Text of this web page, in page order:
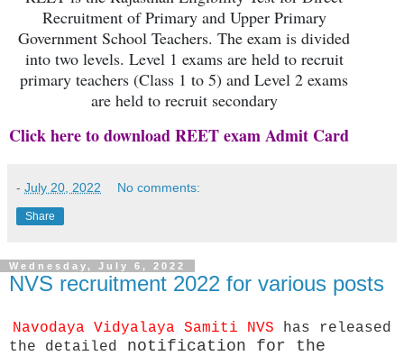
Recruitment of Primary and Upper Primary
Government School Teachers. The exam is divided
into two levels. Level 1 exams are held to recruit
primary teachers (Class 1 to 5) and Level 2 exams
are held to recruit secondary
Click here to download REET exam Admit Card
- July 20, 2022 No comments:
Share
Wednesday, July 6, 2022
NVS recruitment 2022 for various posts
Navodaya Vidyalaya Samiti NVS
has released
the detailed
notification for the